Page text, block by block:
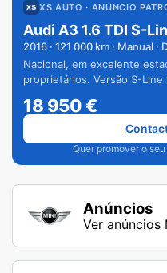
XS AUTO · ANÚNCIO
Audi A3 1.6 TDI S-
2016 · 121 000 km · Manual ·
Nacional, em excelente
proprietários. Versão S-
18 950€
Quer promover o
Anúncios
Ver anúncios